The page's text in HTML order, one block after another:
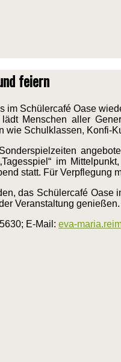
feiern
im Schülercafé Oase
Menschen aller
wie Schulklassen, Konfi-
im
statt. Für Verpflegung
das Schülercafé Oase
Veranstaltung
E-Mail: eva-